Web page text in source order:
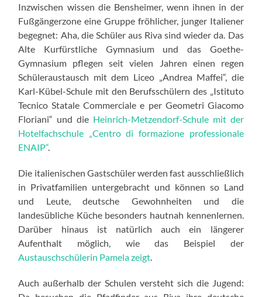
Inzwischen wissen die Bensheimer, wenn ihnen in der
Fußgängerzone eine Gruppe fröhlicher, junger Italiener
begegnet: Aha, die Schüler aus Riva sind wieder da. Das
Alte Kurfürstliche Gymnasium und das Goethe-
Gymnasium pflegen seit vielen Jahren einen regen
Schüleraustausch mit dem Liceo „Andrea Maffei“, die
Karl-Kübel-Schule mit den Berufsschülern des „Istituto
Tecnico Statale Commerciale e per Geometri Giacomo
Floriani“ und die Heinrich-Metzendorf-Schule mit der
Hotelfachschule „Centro di formazione professionale
ENAIP“.
Die italienischen Gastschüler werden fast ausschließlich
in Privatfamilien untergebracht und können so Land
und Leute, deutsche Gewohnheiten und die
landesübliche Küche besonders hautnah kennenlernen.
Darüber hinaus ist natürlich auch ein längerer
Aufenthalt möglich, wie das Beispiel der
Austauschschülerin Pamela zeigt.
Auch außerhalb der Schulen versteht sich die Jugend: